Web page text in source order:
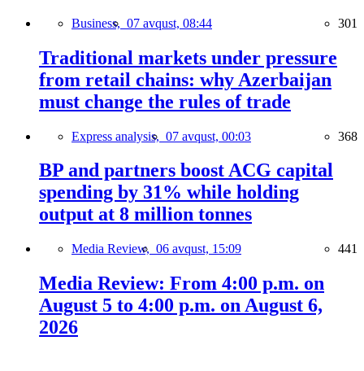
Business, 07 avqust, 08:44 301
Traditional markets under pressure
from retail chains: why Azerbaijan
must change the rules of trade
Express analysis, 07 avqust, 00:03 368
BP and partners boost ACG capital
spending by 31% while holding
output at 8 million tonnes
Media Review, 06 avqust, 15:09 441
Media Review: From 4:00 p.m. on
August 5 to 4:00 p.m. on August 6,
2026